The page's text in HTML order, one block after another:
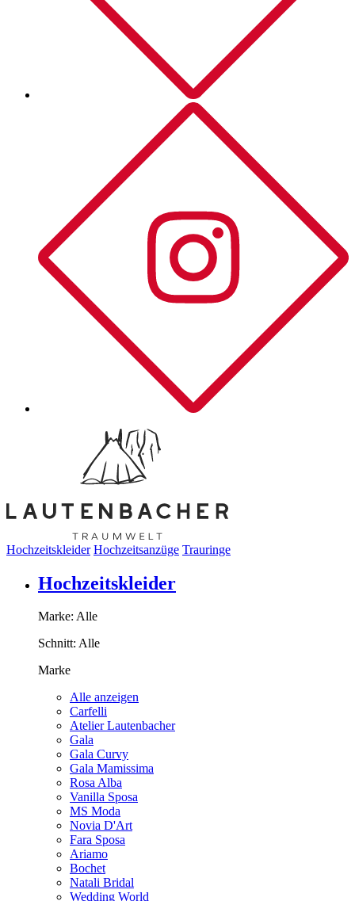
Hochzeitskleider Hochzeitsanzüge Trauringe
Hochzeitskleider
Marke: Alle
Schnitt: Alle
Marke
Alle anzeigen
Carfelli
Atelier Lautenbacher
Gala
Gala Curvy
Gala Mamissima
Rosa Alba
Vanilla Sposa
MS Moda
Novia D'Art
Fara Sposa
Ariamo
Bochet
Natali Bridal
Wedding World